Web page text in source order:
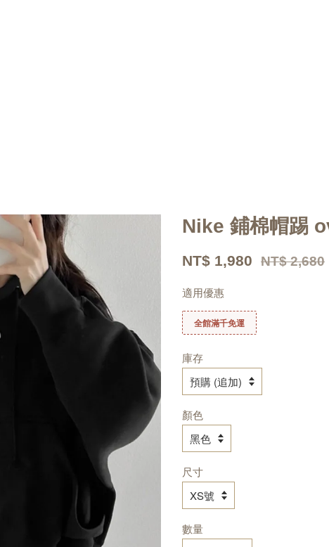
Nike 鋪棉帽踢
NT$ 1,980 NT$ 2,680
適用優惠
全館滿千免運
庫存
顏色
尺寸
數量